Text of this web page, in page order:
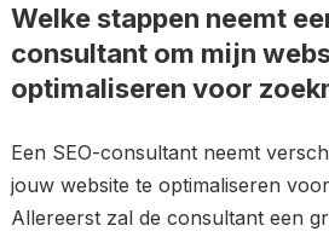
Welke stappen neemt
consultant om mijn
optimaliseren voor
Een SEO-consultant neemt
jouw website te optimaliseren
Allereerst zal de consultant een